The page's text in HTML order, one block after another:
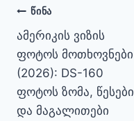
პოსტის
ნავიგაცია
ᲬᲘᲜᲐ
ამერიკის ვიზის
ფოტოს მოთხოვნები
(2026): DS-160
ფოტოს ზომა, წესები
და მაგალითები